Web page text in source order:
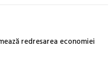
redresarea economiei